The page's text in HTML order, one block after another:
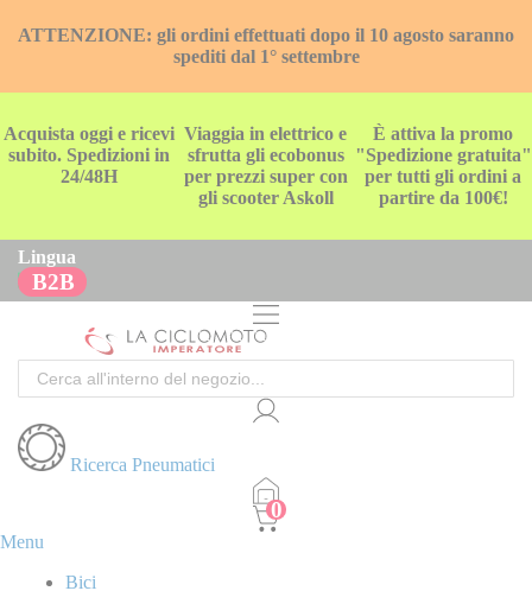
ATTENZIONE: gli ordini effettuati dopo il 10 agosto saranno
spediti dal 1° settembre
Acquista oggi e ricevi
subito. Spedizioni in
24/48H
Viaggia in elettrico e
sfrutta gli ecobonus
per prezzi super con
gli scooter Askoll
È attiva la promo
"Spedizione gratuita"
per tutti gli ordini a
partire da 100€!
Lingua
B2B
Cerca
Ricerca Pneumatici
Menu
Bici